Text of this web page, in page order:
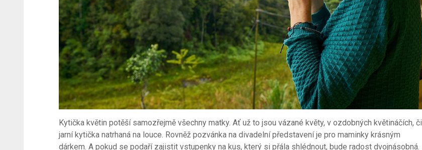
Kytička květin potěší samozřejmě všechny matky. Ať už to jsou vázané květy, v ozdobných květináčích, či
jarní kytička natrhaná na louce. Rovněž pozvánka na divadelní představení je pro maminky krásným
dárkem. A pokud se podaří zajistit vstupenky na kus, který si přála shlédnout, bude radost dvojnásobná.